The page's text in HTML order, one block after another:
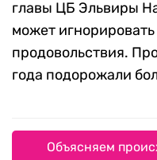
главы ЦБ Эльвиры
может
продовольствия.
года подорожали
Объясняем